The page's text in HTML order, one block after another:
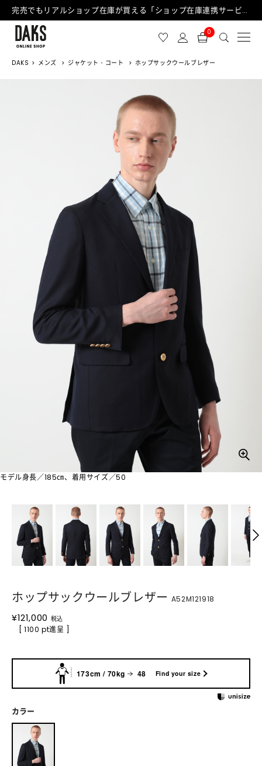
完売でもリアルショップ在庫が買える「ショップ在庫連携サービス」が日中もご利用可能になりました！
0
DAKS メンズ ジャケット・コート ホップサックウールブレザー
モデル身長／185㎝、着用サイズ／50
ホップサックウールブレザー A52M121918
¥121,000 税込
[ 1100 pt進呈 ]
173cm / 70kg 48 Find your size
カラー